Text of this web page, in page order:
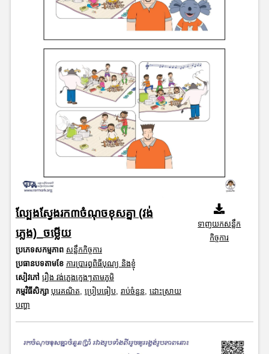
ល្បែងស្វែងរក៣ចំណុចខុសគ្នា (វង់
ភ្លេង)_ចម្លើយ
ប្រភេទសកម្មភាព សន្លឹកកិច្ចការ
ប្រធានបទតាមខែ ការប្រារព្ធពិធីបុណ្យ និងខ្ញុំ
សៀវភៅ រឿង វង់ភ្លេងក្មេងៗតាមភូមិ
កម្មវិធីសិក្សា បុរេគណិត, ប្រៀបធៀប, រាប់ចំនួន, ដោះស្រាយ
បញ្ហា
ទាញយកសន្លឹក
កិច្ចការ